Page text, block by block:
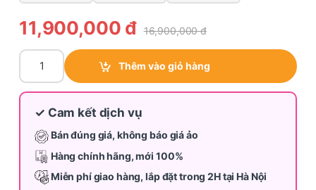
11,900,000 đ 16,900,000đ
Tivi Samsung Crystal UHD 65 inch UA65U8500H quantity
Thêm vào giỏ hàng
✓ Cam kết dịch vụ
Bán đúng giá, không báo giá ảo
Hàng chính hãng, mới 100%
Miễn phí giao hàng, lắp đặt trong 2H tại Hà Nội